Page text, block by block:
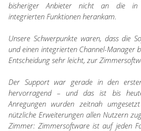
bisheriger Anbieter nicht an die in
integrierten Funktionen herankam.
Unsere Schwerpunkte waren, dass die
und einen integrierten Channel-Manager
Entscheidung sehr leicht, zur
Der Support war gerade in den
hervorragend – und das ist bis
Anregungen wurden zeitnah
nützliche Erweiterungen allen Nutzern
Zimmer: Zimmersoftware ist auf jeden